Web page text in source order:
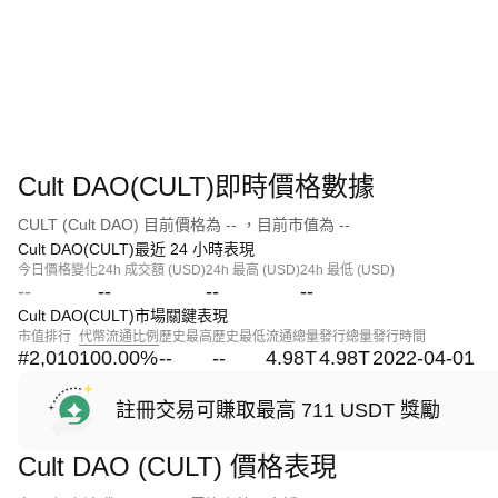
Cult DAO(CULT)即時價格數據
CULT (Cult DAO) 目前價格為 -- ，目前市值為 --
Cult DAO(CULT)最近 24 小時表現
今日價格變化
--
24h 成交額 (USD)
--
24h 最高 (USD)
--
24h 最低 (USD)
--
Cult DAO(CULT)市場關鍵表現
市值排行
#2,010
代幣流通比例
100.00%
歷史最高
--
歷史最低
--
流通總量
4.98T
發行總量
4.98T
發行時間
2022-04-01
註冊交易可賺取最高 711 USDT 獎勵
Cult DAO (CULT) 價格表現